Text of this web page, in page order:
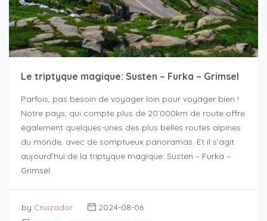
Le triptyque magique: Susten – Furka – Grimsel
Parfois, pas besoin de voyager loin pour voyager bien !
Notre pays, qui compte plus de 20’000km de route offre
également quelques-unes des plus belles routes alpines
du monde, avec de somptueux panoramas. Et il s’agit
aujourd’hui de la triptyque magique: Susten – Furka –
Grimsel.
by Cruizador
2024-08-06